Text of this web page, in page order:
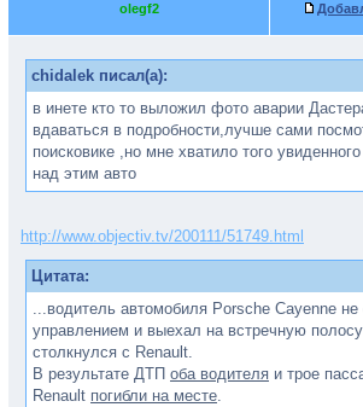
olegf2
chidalek писал(а):
в инете кто то выложил фото аварии
вдаваться в подробности,лучше сами
поисковике ,но мне хватило того
над этим авто
http://www.objectiv.tv/200111/51749.html
Цитата:
...водитель автомобиля Porsche Cayenne не
управлением и выехал на встречную
столкнулся с Renault.
В результате ДТП оба водителя и трое
Renault погибли на месте.